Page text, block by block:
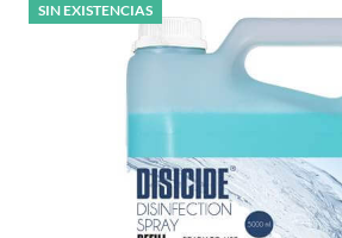
SIN EXISTENCIAS